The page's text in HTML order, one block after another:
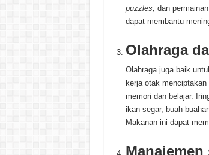
puzzles, dan
dapat membantu
Olahraga
Olahraga juga baik
kerja otak menciptakan
memori dan belajar.
ikan segar, buah-
Makanan ini dapat